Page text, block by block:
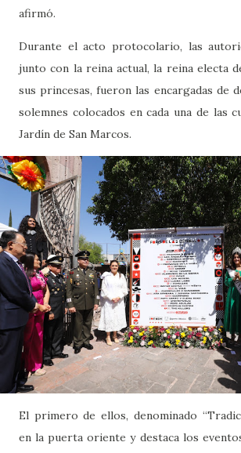
afirmó.
Durante el acto protocolario, las
junto con la reina actual, la reina electa
sus princesas, fueron las encargadas de
solemnes colocados en cada una de las
Jardín de San Marcos.
El primero de ellos, denominado
en la puerta oriente y destaca los